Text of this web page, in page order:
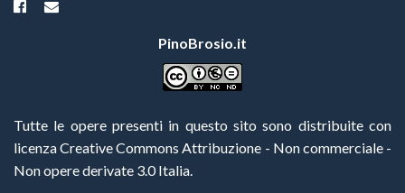
PinoBrosio.it
Tutte le opere presenti in questo sito sono distribuite con
licenza Creative Commons Attribuzione - Non commerciale -
Non opere derivate 3.0 Italia.